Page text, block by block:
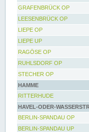
GRAFENBRÜCK OP
LEESENBRÜCK OP
LIEPE OP
LIEPE UP
RAGÖSE OP
RUHLSDORF OP
STECHER OP
HAMME
RITTERHUDE
HAVEL-ODER-
BERLIN-SPANDAU OP
BERLIN-SPANDAU UP